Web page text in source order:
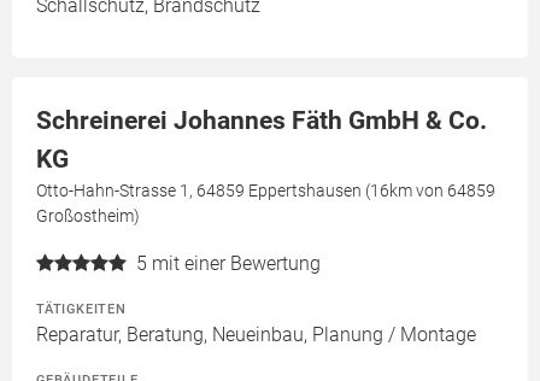
Schallschutz, Brandschutz
Schreinerei Johannes Fäth GmbH & Co.
KG
Otto-Hahn-Strasse 1, 64859 Eppertshausen (16km von 64859
Großostheim)
5 mit einer Bewertung
TÄTIGKEITEN
Reparatur, Beratung, Neueinbau, Planung / Montage